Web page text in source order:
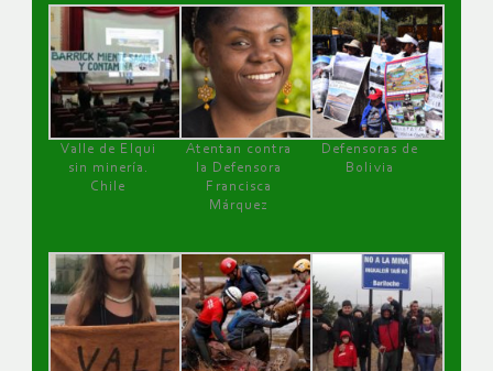
Valle de Elqui
sin minería.
Chile
Atentan contra
la Defensora
Francisca
Márquez
Defensoras de
Bolivia